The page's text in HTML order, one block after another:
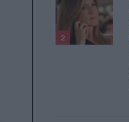
2